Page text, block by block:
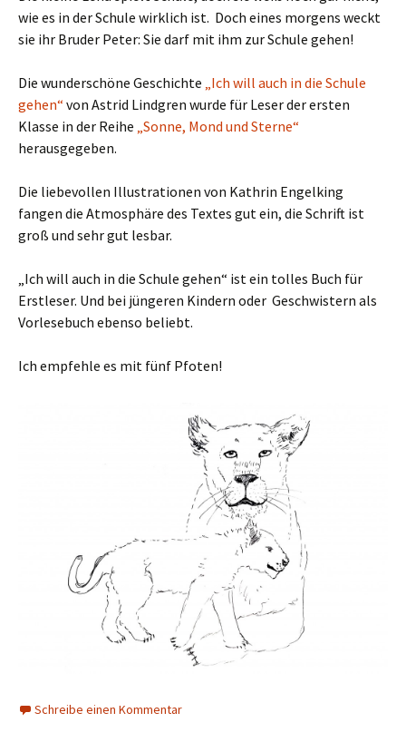
wie es in der Schule wirklich ist. Doch eines morgens weckt
sie ihr Bruder Peter: Sie darf mit ihm zur Schule gehen!
Die wunderschöne Geschichte „Ich will auch in die Schule
gehen“ von Astrid Lindgren wurde für Leser der ersten
Klasse in der Reihe „Sonne, Mond und Sterne“
herausgegeben.
Die liebevollen Illustrationen von Kathrin Engelking
fangen die Atmosphäre des Textes gut ein, die Schrift ist
groß und sehr gut lesbar.
„Ich will auch in die Schule gehen“ ist ein tolles Buch für
Erstleser. Und bei jüngeren Kindern oder Geschwistern als
Vorlesebuch ebenso beliebt.
Ich empfehle es mit fünf Pfoten!
Schreibe einen Kommentar